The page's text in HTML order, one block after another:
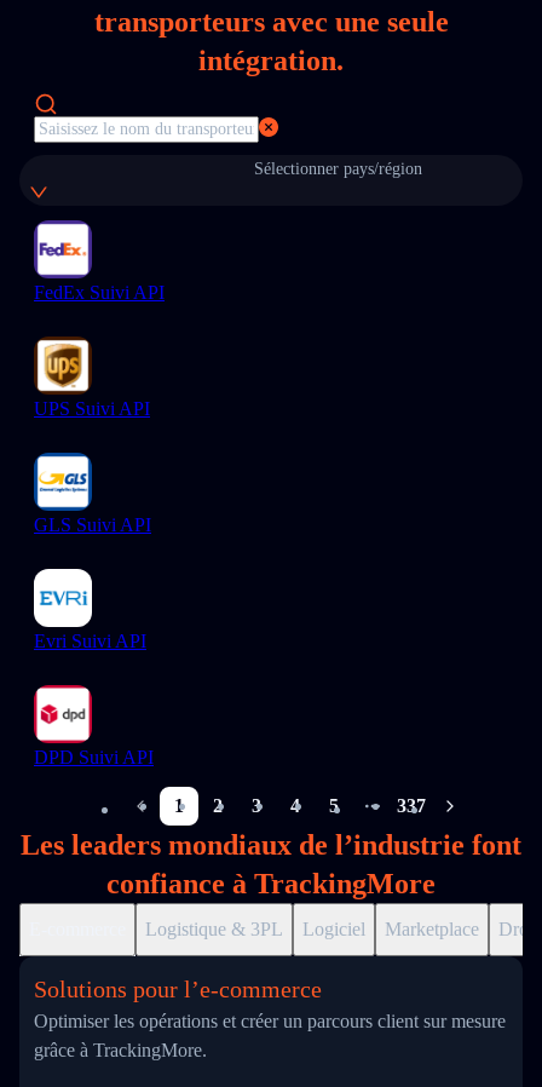
transporteurs avec une seule
intégration.
Sélectionner pays/région
FedEx Suivi API
UPS Suivi API
GLS Suivi API
Evri Suivi API
DPD Suivi API
1 2 3 4 5
More pages
337
Les leaders mondiaux de l’industrie font
confiance à TrackingMore
Logistique & 3PL Logiciel Marketplace
Solutions pour l’e‑commerce
Optimiser les opérations et créer un parcours client sur mesure
grâce à TrackingMore.